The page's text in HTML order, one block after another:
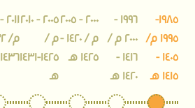
١٩٨٥-
١٩٩٥ م/
١٤٠٥ -
١٤١٥ هـ
١٩٩٦ -
٢٠٠٠ م /
١٤١٦ -
١٤٢٠ هـ
٢٠٠٠ - ٢٠٠٥
م / ١٤٢٠ -
١٤٢٥ هـ
٢٠٠٥ - ٢٠١٠
م /
١٤٢٥-١٤٣١
هـ
١٤٣٦ هـ